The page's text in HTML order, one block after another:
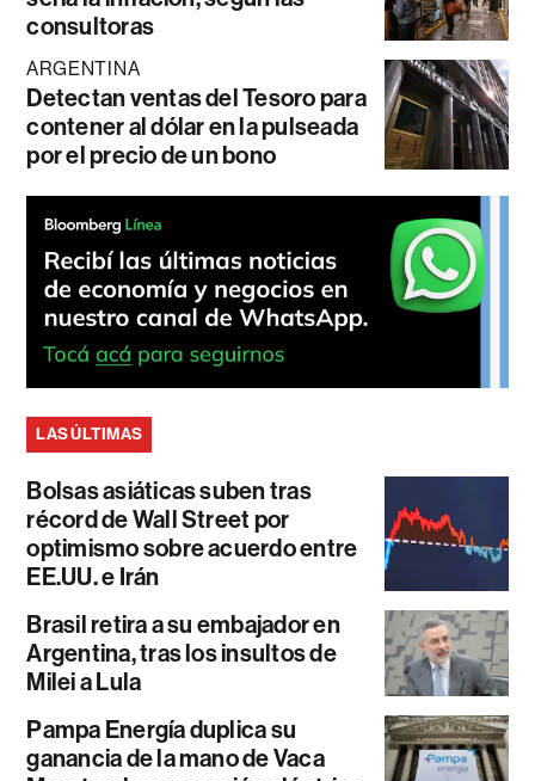
consultoras
ARGENTINA
Detectan ventas del Tesoro para
contener al dólar en la pulseada
por el precio de un bono
LAS ÚLTIMAS
Bolsas asiáticas suben tras
récord de Wall Street por
optimismo sobre acuerdo entre
EE.UU. e Irán
Brasil retira a su embajador en
Argentina, tras los insultos de
Milei a Lula
Pampa Energía duplica su
ganancia de la mano de Vaca